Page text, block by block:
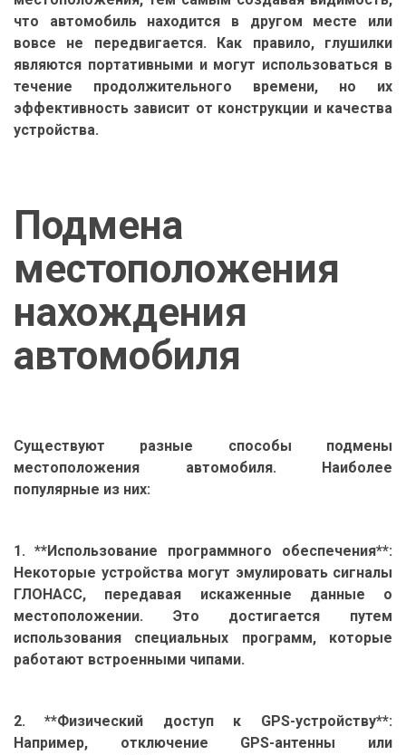
что автомобиль находится в другом месте или
вовсе не передвигается. Как правило, глушилки
являются портативными и могут использоваться в
течение продолжительного времени, но их
эффективность зависит от конструкции и качества
устройства.
Подмена
местоположения
нахождения
автомобиля
Существуют разные способы подмены
местоположения автомобиля. Наиболее
популярные из них:
1. **Использование программного обеспечения**:
Некоторые устройства могут эмулировать сигналы
ГЛОНАСС, передавая искаженные данные о
местоположении. Это достигается путем
использования специальных программ, которые
работают встроенными чипами.
2. **Физический доступ к GPS-устройству**:
Например, отключение GPS-антенны или